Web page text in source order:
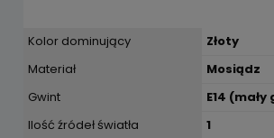
Kolor dominujący
Złoty
Materiał
Mosiądz
Gwint
E14
Ilość źródeł światła
1